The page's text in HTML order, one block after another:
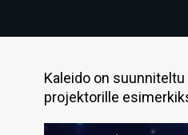
Kaleido on
projektorille